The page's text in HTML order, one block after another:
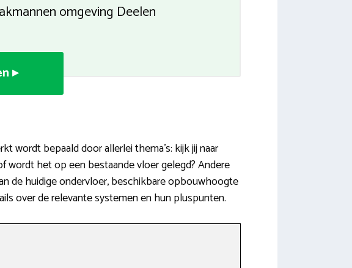
omgeving Deelen
▸
wordt bepaald door allerlei thema’s: kijk jij naar
wordt het op een bestaande vloer gelegd? Andere
de huidige ondervloer, beschikbare opbouwhoogte
over de relevante systemen en hun pluspunten.